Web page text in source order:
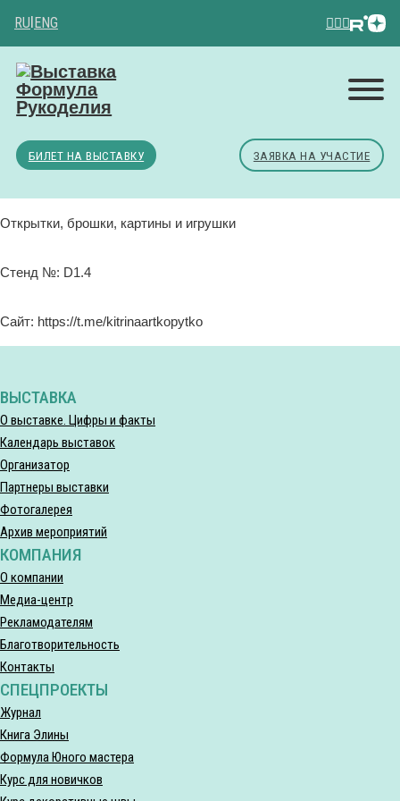
RU ENG
БИЛЕТ НА ВЫСТАВКУ ЗАЯВКА НА УЧАСТИЕ
Открытки, брошки, картины и игрушки
Стенд №: D1.4
Сайт: https://t.me/kitrinaartkopytko
ВЫСТАВКА
О выставке. Цифры и факты
Календарь выставок
Организатор
Партнеры выставки
Фотогалерея
Архив мероприятий
КОМПАНИЯ
О компании
Медиа-центр
Рекламодателям
Благотворительность
Контакты
СПЕЦПРОЕКТЫ
Журнал
Книга Элины
Формула Юного мастера
Курс для новичков